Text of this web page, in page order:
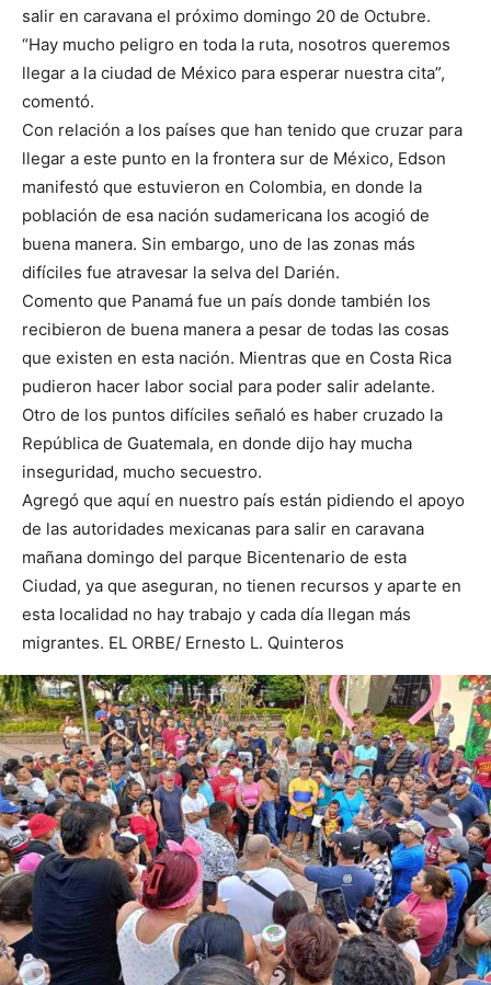
salir en caravana el próximo domingo 20 de Octubre.
“Hay mucho peligro en toda la ruta, nosotros queremos
llegar a la ciudad de México para esperar nuestra cita”,
comentó.
Con relación a los países que han tenido que cruzar para
llegar a este punto en la frontera sur de México, Edson
manifestó que estuvieron en Colombia, en donde la
población de esa nación sudamericana los acogió de
buena manera. Sin embargo, uno de las zonas más
difíciles fue atravesar la selva del Darién.
Comento que Panamá fue un país donde también los
recibieron de buena manera a pesar de todas las cosas
que existen en esta nación. Mientras que en Costa Rica
pudieron hacer labor social para poder salir adelante.
Otro de los puntos difíciles señaló es haber cruzado la
República de Guatemala, en donde dijo hay mucha
inseguridad, mucho secuestro.
Agregó que aquí en nuestro país están pidiendo el apoyo
de las autoridades mexicanas para salir en caravana
mañana domingo del parque Bicentenario de esta
Ciudad, ya que aseguran, no tienen recursos y aparte en
esta localidad no hay trabajo y cada día llegan más
migrantes. EL ORBE/ Ernesto L. Quinteros